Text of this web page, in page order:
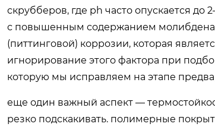
скрубберов, где ph часто опускается до
с повышенным содержанием молибдена.
(питтинговой) коррозии, которая
игнорирование этого фактора при
которую мы исправляем на этапе
еще один важный аспект —
резко подскакивать. полимерные